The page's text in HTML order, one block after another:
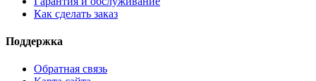
Как сделать заказ
Поддержка
Обратная связь